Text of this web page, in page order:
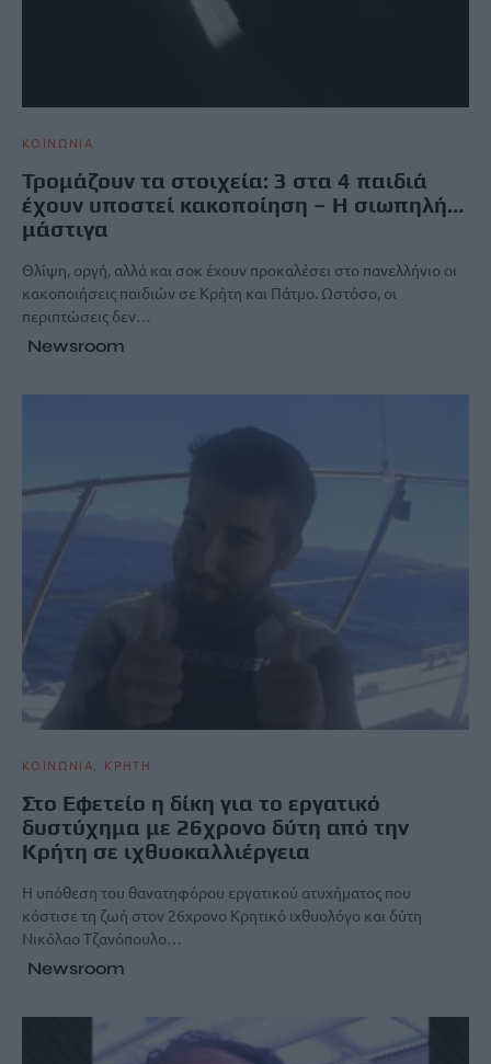
ΚΟΙΝΩΝΙΑ
Τρομάζουν τα στοιχεία: 3 στα 4 παιδιά
έχουν υποστεί κακοποίηση – Η σιωπηλή…
μάστιγα
Θλίψη, οργή, αλλά και σοκ έχουν προκαλέσει στο πανελλήνιο οι
κακοποιήσεις παιδιών σε Κρήτη και Πάτμο. Ωστόσο, οι
περιπτώσεις δεν…
Newsroom
ΚΟΙΝΩΝΙΑ ΚΡΗΤΗ
Στο Εφετείο η δίκη για το εργατικό
δυστύχημα με 26χρονο δύτη από την
Κρήτη σε ιχθυοκαλλιέργεια
Η υπόθεση του θανατηφόρου εργατικού ατυχήματος που
κόστισε τη ζωή στον 26χρονο Κρητικό ιχθυολόγο και δύτη
Νικόλαο Τζανόπουλο…
Newsroom